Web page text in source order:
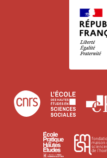
Centre
national
la
École
des
études
École
pratique